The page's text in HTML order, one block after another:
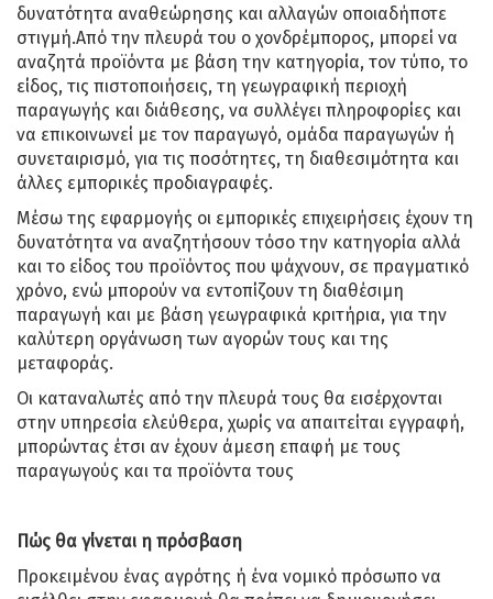
δυνατότητα αναθεώρησης και αλλαγών οποιαδήποτε
στιγμή.Από την πλευρά του ο χονδρέμπορος, μπορεί να
αναζητά προϊόντα με βάση την κατηγορία, τον τύπο, το
είδος, τις πιστοποιήσεις, τη γεωγραφική περιοχή
παραγωγής και διάθεσης, να συλλέγει πληροφορίες και
να επικοινωνεί με τον παραγωγό, ομάδα παραγωγών ή
συνεταιρισμό, για τις ποσότητες, τη διαθεσιμότητα και
άλλες εμπορικές προδιαγραφές.
Μέσω της εφαρμογής οι εμπορικές επιχειρήσεις έχουν τη
δυνατότητα να αναζητήσουν τόσο την κατηγορία αλλά
και το είδος του προϊόντος που ψάχνουν, σε πραγματικό
χρόνο, ενώ μπορούν να εντοπίζουν τη διαθέσιμη
παραγωγή και με βάση γεωγραφικά κριτήρια, για την
καλύτερη οργάνωση των αγορών τους και της
μεταφοράς.
Οι καταναλωτές από την πλευρά τους θα εισέρχονται
στην υπηρεσία ελεύθερα, χωρίς να απαιτείται εγγραφή,
μπορώντας έτσι αν έχουν άμεση επαφή με τους
παραγωγούς και τα προϊόντα τους
Πώς θα γίνεται η πρόσβαση
Προκειμένου ένας αγρότης ή ένα νομικό πρόσωπο να